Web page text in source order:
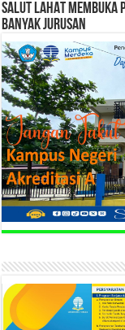
SALUT LAHAT MEMBUKA
BANYAK JURUSAN